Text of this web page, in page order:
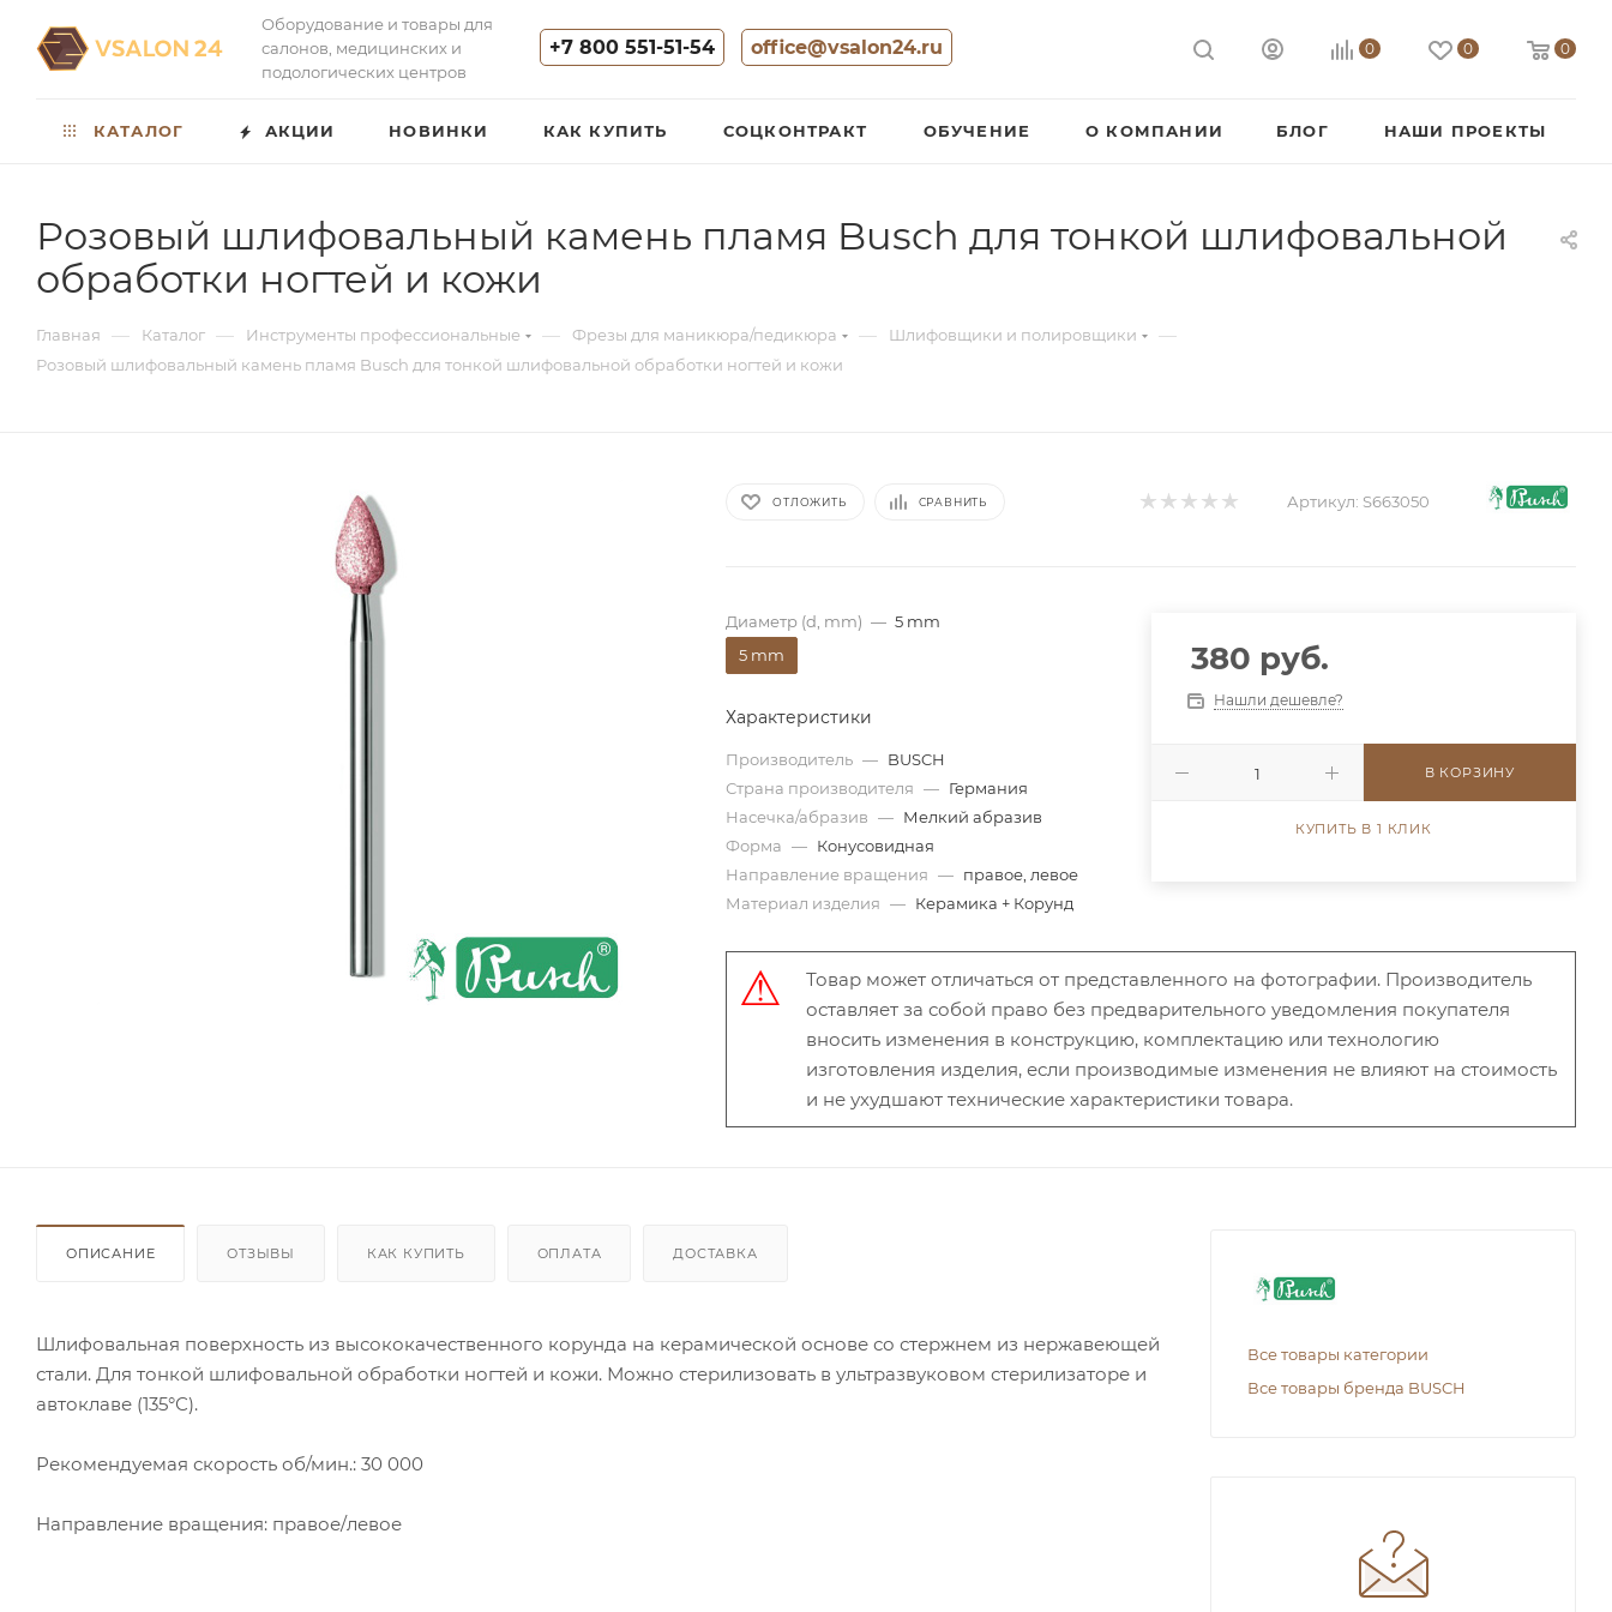
Оборудование и товары для
салонов, медицинских и
подологических центров
+7 800 551-51-54 office@vsalon24.ru 0 0 0
КАТАЛОГ АКЦИИ НОВИНКИ КАК КУПИТЬ СОЦКОНТРАКТ ОБУЧЕНИЕ О КОМПАНИИ БЛОГ НАШИ ПРОЕКТЫ
Розовый шлифовальный камень пламя Busch для тонкой шлифовальной
обработки ногтей и кожи
Главная — Каталог — Инструменты профессиональные — Фрезы для маникюра/педикюра — Шлифовщики и полировщики —
Розовый шлифовальный камень пламя Busch для тонкой шлифовальной обработки ногтей и кожи
ОТЛОЖИТЬ СРАВНИТЬ Артикул: S663050
Диаметр (d, mm) — 5 mm
5 mm
Характеристики
Производитель — BUSCH
Страна производителя — Германия
Насечка/абразив — Мелкий абразив
Форма — Конусовидная
Направление вращения — правое, левое
Материал изделия — Керамика + Корунд
380 руб.
Нашли дешевле?
В КОРЗИНУ
КУПИТЬ В 1 КЛИК
Товар может отличаться от представленного на фотографии. Производитель
оставляет за собой право без предварительного уведомления покупателя
вносить изменения в конструкцию, комплектацию или технологию
изготовления изделия, если производимые изменения не влияют на стоимость
и не ухудшают технические характеристики товара.
ОПИСАНИЕ ОТЗЫВЫ КАК КУПИТЬ ОПЛАТА ДОСТАВКА
Шлифовальная поверхность из высококачественного корунда на керамической основе со стержнем из нержавеющей
стали. Для тонкой шлифовальной обработки ногтей и кожи. Можно стерилизовать в ультразвуковом стерилизаторе и
автоклаве (135°С).
Рекомендуемая скорость об/мин.: 30 000
Направление вращения: правое/левое
Все товары категории
Все товары бренда BUSCH